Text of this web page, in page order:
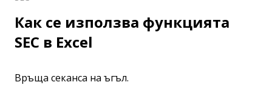
Как се използва функцията
SEC в Excel
Връща секанса на ъгъл.